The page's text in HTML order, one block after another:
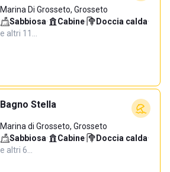
Marina Di Grosseto, Grosseto
Sabbiosa· Cabine· Doccia calda·
e altri 11…
Bagno Stella
Marina di Grosseto, Grosseto
Sabbiosa· Cabine· Doccia calda·
e altri 6…